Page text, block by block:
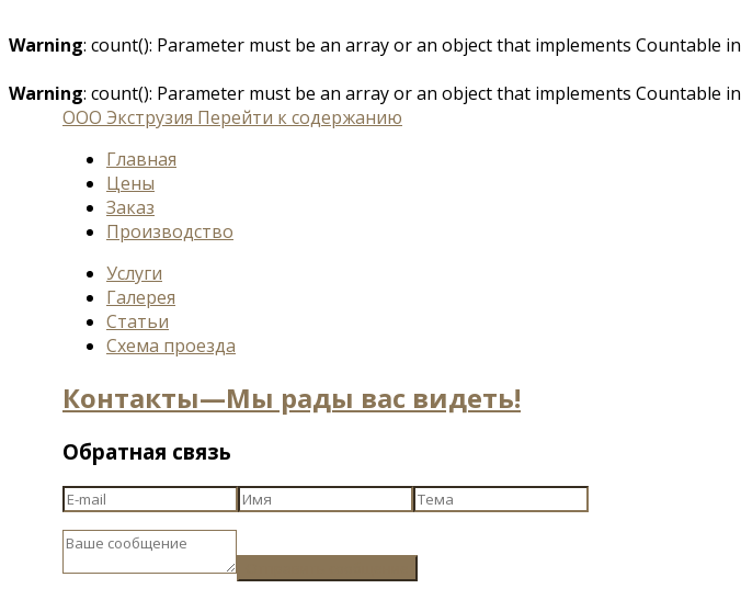
Warning: count(): Parameter must be an array or an object that implements Countable in
Warning: count(): Parameter must be an array or an object that implements Countable in
ООО Экструзия Перейти к содержанию
Главная
Цены
Заказ
Производство
Услуги
Галерея
Статьи
Схема проезда
Контакты—Мы рады вас видеть!
Обратная связь